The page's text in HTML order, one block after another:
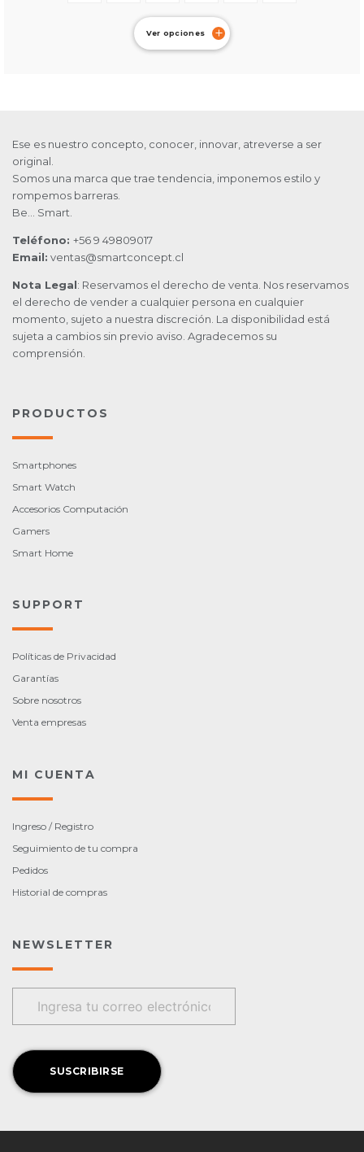
Ver opciones
Ese es nuestro concepto, conocer, innovar, atreverse a ser
original.
Somos una marca que trae tendencia, imponemos estilo y
rompemos barreras.
Be… Smart.
Teléfono: +56 9 49809017
Email: ventas@smartconcept.cl
Nota Legal: Reservamos el derecho de venta. Nos reservamos
el derecho de vender a cualquier persona en cualquier
momento, sujeto a nuestra discreción. La disponibilidad está
sujeta a cambios sin previo aviso. Agradecemos su
comprensión.
PRODUCTOS
Smartphones
Smart Watch
Accesorios Computación
Gamers
Smart Home
SUPPORT
Políticas de Privacidad
Garantías
Sobre nosotros
Venta empresas
MI CUENTA
Ingreso / Registro
Seguimiento de tu compra
Pedidos
Historial de compras
NEWSLETTER